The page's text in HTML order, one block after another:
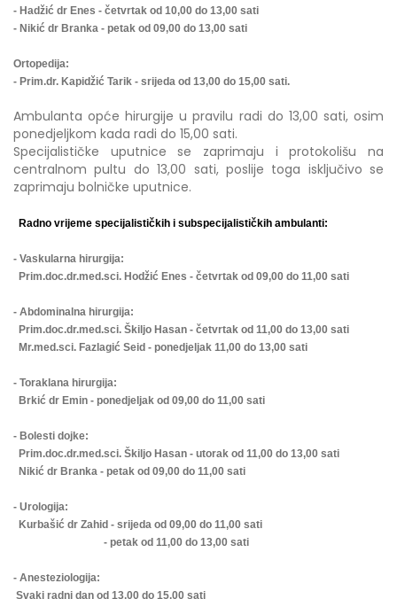
- Hadžić dr Enes - četvrtak od 10,00 do 13,00 sati
- Nikić dr Branka - petak od 09,00 do 13,00 sati
Ortopedija:
- Prim.dr. Kapidžić Tarik - srijeda od 13,00 do 15,00 sati.
Ambulanta opće hirurgije u pravilu radi do 13,00 sati, osim
ponedjeljkom kada radi do 15,00 sati.
Specijalističke uputnice se zaprimaju i protokolišu na
centralnom pultu do 13,00 sati, poslije toga isključivo se
zaprimaju bolničke uputnice.
Radno vrijeme specijalističkih i subspecijalističkih ambulanti:
- Vaskularna hirurgija:
Prim.doc.dr.med.sci. Hodžić Enes - četvrtak od 09,00 do 11,00 sati
- Abdominalna hirurgija:
Prim.doc.dr.med.sci. Škiljo Hasan - četvrtak od 11,00 do 13,00 sati
Mr.med.sci. Fazlagić Seid - ponedjeljak 11,00 do 13,00 sati
- Toraklana hirurgija:
Brkić dr Emin - ponedjeljak od 09,00 do 11,00 sati
- Bolesti dojke:
Prim.doc.dr.med.sci. Škiljo Hasan - utorak od 11,00 do 13,00 sati
Nikić dr Branka - petak od 09,00 do 11,00 sati
- Urologija:
Kurbašić dr Zahid - srijeda od 09,00 do 11,00 sati
- petak od 11,00 do 13,00 sati
- Anesteziologija:
Svaki radni dan od 13,00 do 15,00 sati